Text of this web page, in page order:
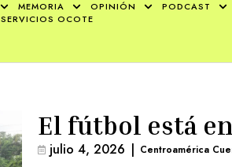
MEMORIA OPINIÓN
PODCAST
SERVICIOS OCOTE
El fútbol está
julio 4, 2026 | Centroamérica